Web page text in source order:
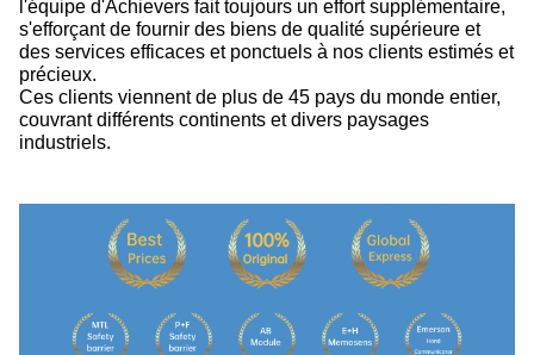
l'équipe d'Achievers fait toujours un effort supplémentaire,
s'efforçant de fournir des biens de qualité supérieure et
des services efficaces et ponctuels à nos clients estimés et
précieux.
Ces clients viennent de plus de 45 pays du monde entier,
couvrant différents continents et divers paysages
industriels.